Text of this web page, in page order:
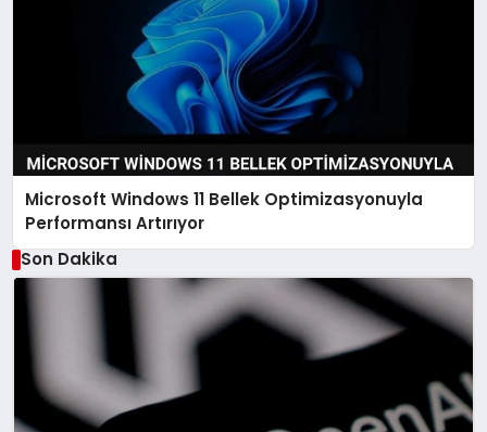
Microsoft Windows 11 Bellek Optimizasyonuyla
Performansı Artırıyor
Son Dakika